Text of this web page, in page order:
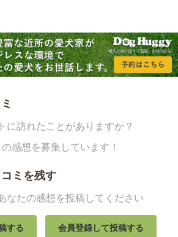
に訪れたことがありますか？
感想を募集しています！
ミを残す
なたの感想を投稿してください
する 会員登録して投稿する